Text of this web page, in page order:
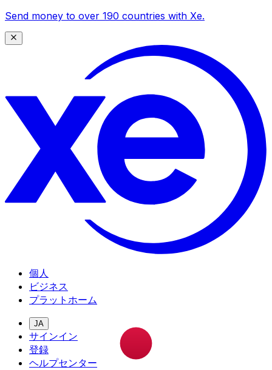
Send money to over 190 countries with Xe.
個人
ビジネス
プラットホーム
JA
サインイン
登録
ヘルプセンター